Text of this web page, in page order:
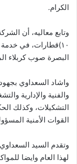
الكرام.
وتابع معاليه، أن
١٠)قطارات، في
البصرة صوب كربلاء
واشاد السعداوي بجهود
والفنية والإدارية
التشكيلات، وكذلك
القوات الأمنية
وتقدم السيد
لهذا العام وايضا